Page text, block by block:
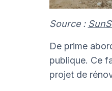
Source :
De prime
publique. Ce
projet de